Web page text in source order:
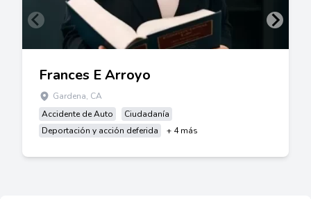
Frances E Arroyo
Gardena, CA
Accidente de Auto
Ciudadanía
Deportación y acción deferida
+ 4 más